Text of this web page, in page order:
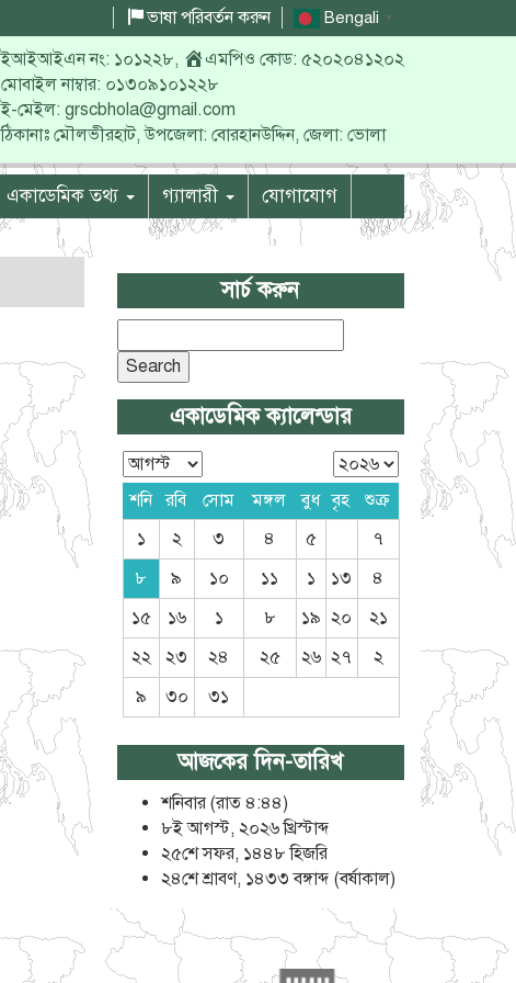
ভাষা পরিবর্তন করুন Bengali ▼
ইআইআইএন নং: ১০১২২৮,
এমপিও কোড: ৫২০২০৪১২০২
মোবাইল নাম্বার: ০১৩০৯১০১২২৮
ই-মেইল: grscbhola@gmail.com
ঠিকানাঃ মৌলভীরহাট, উপজেলা: বোরহানউদ্দিন, জেলা: ভোলা
একাডেমিক তথ্য গ্যালারী যোগাযোগ
সার্চ করুন
for:
একাডেমিক ক্যালেন্ডার
শনি রবি সোম মঙ্গল বুধ বৃহ
শুক্র
১
২ ৩ ৪ ৫
৭
৮
৯ ১০ ১১ ১ ১৩
৪
১৫
১৬ ১ ৮ ১৯ ২০
২১
২২
২৩ ২৪ ২৫ ২৬ ২৭
২
৯
৩০ ৩১
আজকের দিন-তারিখ
শনিবার (রাত ৪:৪৪)
৮ই আগস্ট, ২০২৬ খ্রিস্টাব্দ
২৫শে সফর, ১৪৪৮ হিজরি
২৪শে শ্রাবণ, ১৪৩৩ বঙ্গাব্দ (বর্ষাকাল)